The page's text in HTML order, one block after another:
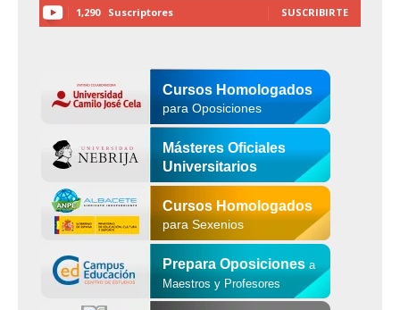
1,290 Suscriptores SUSCRIBIRTE
Cursos Homologados
para Oposiciones
Másteres Oficiales
Universitarios
Cursos Homologados
para Sexenios
Prepara Oposiciones a
Maestros y Profesores